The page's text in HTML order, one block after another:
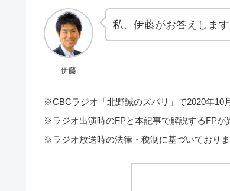
伊藤
私、伊藤がお答えします
※CBCラジオ「北野誠のズバリ」で2020年10
※ラジオ出演時のFPと本記事で解説するFPが
※ラジオ放送時の法律・税制に基づいており